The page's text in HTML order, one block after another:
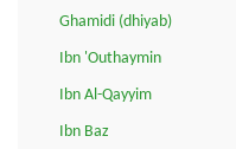
Ghamidi (dhiyab)
Ibn 'Outhaymin
Ibn Al-Qayyim
Ibn Baz